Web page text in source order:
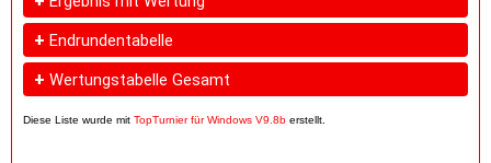
+ Endrundentabelle
+ Wertungstabelle Gesamt
Diese Liste wurde mit TopTurnier für Windows V9.8b erstellt.